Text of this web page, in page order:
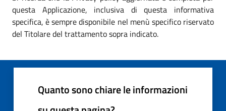
questa Applicazione, inclusiva di questa informativa
specifica, è sempre disponibile nel menù specifico riservato
del Titolare del trattamento sopra indicato.
Quanto sono chiare le informazioni